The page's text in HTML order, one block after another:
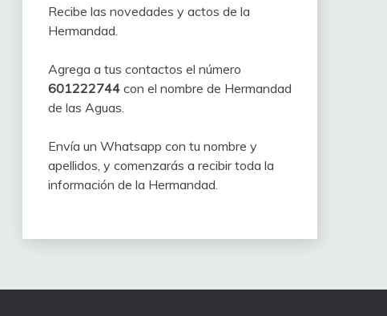
Recibe las novedades y actos de la
Hermandad.
Agrega a tus contactos el número
601222744con el nombre de Hermandad
de las Aguas.
Envía un Whatsapp con tu nombre y
apellidos, y comenzarás a recibir toda la
información de la Hermandad.